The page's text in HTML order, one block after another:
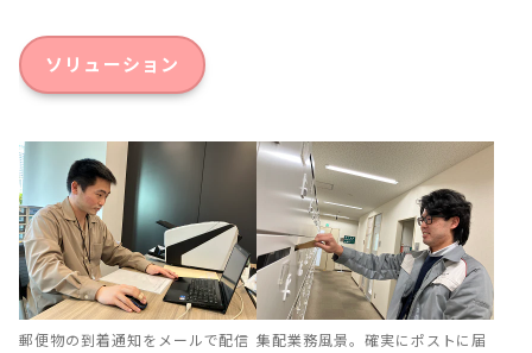
ソリューション
郵便物の到着通知をメールで配信 集配業務風景。確実にポストに届